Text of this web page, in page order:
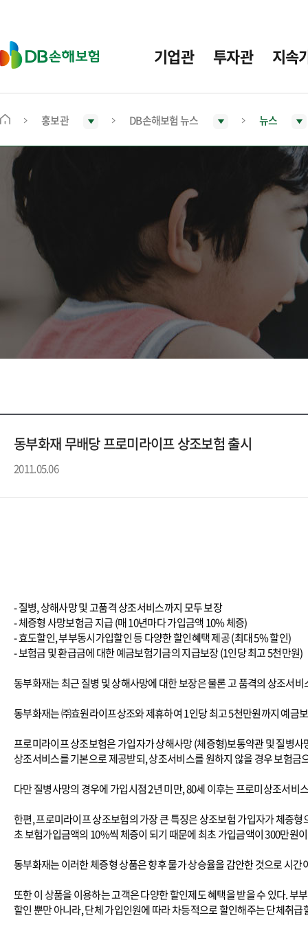
D
B
보
기업관 투자관 지속
메
홍보관 DB손해보험 뉴스 뉴스
동부화재 무배당 프로미라이프 상조보험 출시
2011.05.06
- 질병, 상해사망 및 고품격 상조서비스까지 모두 보장
- 체증형 사망보험금 지급 (매 10년마다 가입금액 10% 체증)
- 효도할인, 부부동시가입할인 등 다양한 할인혜택 제공 (최대 5% 할인)
- 보험금 및 환급금에 대한 예금보험기금의 지급보장 (1인당 최고 5천만원)
동부화재는 최근 질병 및 상해사망에 대한 보장은 물론 고 품격의 상조서
동부화재는 ㈜효원라이프상조와 제휴하여 1인당 최고 5천만원까지 예금
프로미라이프 상조보험은 가입자가 상해사망 (체증형)보통약관 및 질병
상조서비스를 기본으로 제공받되, 상조서비스를 원하지 않을 경우 보험금
다만 질병사망의 경우에 가입시점 2년 미만, 80세 이후는 프로미상조서
한편, 프로미라이프 상조보험의 가장 큰 특징은 상조보험 가입자가 체증
초 보험가입금액의 10%씩 체증이 되기 때문에 최초 가입금액이 300만원
동부화재는 이러한 체증형 상품은 향후 물가 상승율을 감안한 것으로 시
또한 이 상품을 이용하는 고객은 다양한 할인제도 혜택을 받을 수 있다.
할인 뿐만 아니라, 단체 가입인원에 따라 차등적으로 할인해주는 단체취